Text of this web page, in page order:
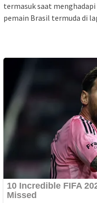
termasuk saat menghadapi
pemain Brasil termuda di